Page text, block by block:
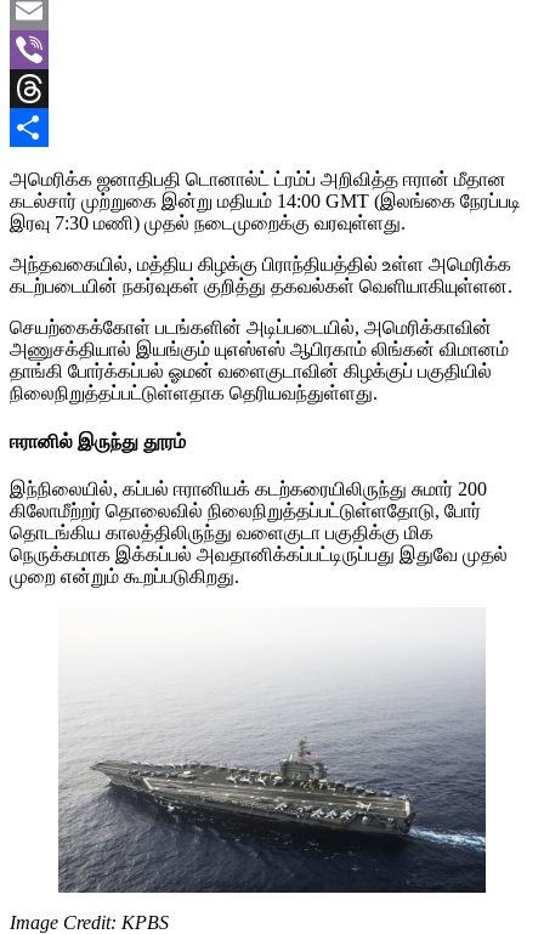
Twitter
Email
Viber
Threads
அமெரிக்க ஜனாதிபதி டொனால்ட் ட்ரம்ப் அறிவித்த ஈரான் மீதான
கடல்சார் முற்றுகை இன்று மதியம் 14:00 GMT (இலங்கை நேரப்படி
இரவு 7:30 மணி) முதல் நடைமுறைக்கு வரவுள்ளது.
அந்தவகையில், மத்திய கிழக்கு பிராந்தியத்தில் உள்ள அமெரிக்க
கடற்படையின் நகர்வுகள் குறித்து தகவல்கள் வெளியாகியுள்ளன.
செயற்கைக்கோள் படங்களின் அடிப்படையில், அமெரிக்காவின்
அணுசக்தியால் இயங்கும் யுஎஸ்எஸ் ஆபிரகாம் லிங்கன் விமானம்
தாங்கி போர்க்கப்பல் ஓமன் வளைகுடாவின் கிழக்குப் பகுதியில்
நிலைநிறுத்தப்பட்டுள்ளதாக தெரியவந்துள்ளது.
ஈரானில் இருந்து தூரம்
இந்நிலையில், கப்பல் ஈரானியக் கடற்கரையிலிருந்து சுமார் 200
கிலோமீற்றர் தொலைவில் நிலைநிறுத்தப்பட்டுள்ளதோடு, போர்
தொடங்கிய காலத்திலிருந்து வளைகுடா பகுதிக்கு மிக
நெருக்கமாக இக்கப்பல் அவதானிக்கப்பட்டிருப்பது இதுவே முதல்
முறை என்றும் கூறப்படுகிறது.
Image Credit: KPBS